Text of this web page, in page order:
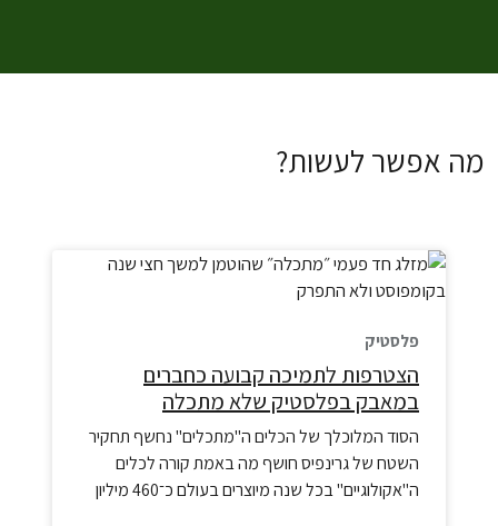
מה אפשר לעשות?
פלסטיק
הצטרפות לתמיכה קבועה כחברים
במאבק בפלסטיק שלא מתכלה
הסוד המלוכלך של הכלים ה"מתכלים" נחשף תחקיר
השטח של גרינפיס חושף מה באמת קורה לכלים
ה"אקולוגיים" בכל שנה מיוצרים בעולם כ־460 מיליון